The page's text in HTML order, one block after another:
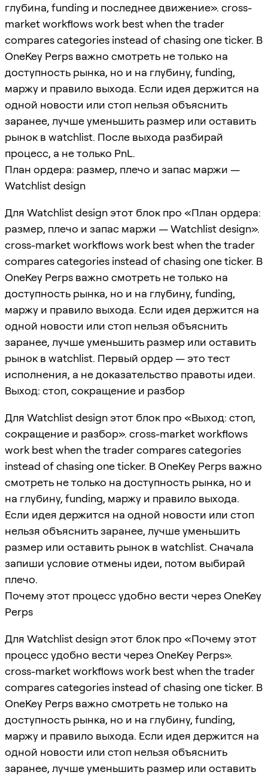
глубина, funding и последнее движение». cross-
market workflows work best when the trader
compares categories instead of chasing one ticker. В
OneKey Perps важно смотреть не только на
доступность рынка, но и на глубину, funding,
маржу и правило выхода. Если идея держится на
одной новости или стоп нельзя объяснить
заранее, лучше уменьшить размер или оставить
рынок в watchlist. После выхода разбирай
процесс, а не только PnL.
План ордера: размер, плечо и запас маржи —
Watchlist design
Для Watchlist design этот блок про «План ордера:
размер, плечо и запас маржи — Watchlist design».
cross-market workflows work best when the trader
compares categories instead of chasing one ticker. В
OneKey Perps важно смотреть не только на
доступность рынка, но и на глубину, funding,
маржу и правило выхода. Если идея держится на
одной новости или стоп нельзя объяснить
заранее, лучше уменьшить размер или оставить
рынок в watchlist. Первый ордер — это тест
исполнения, а не доказательство правоты идеи.
Выход: стоп, сокращение и разбор
Для Watchlist design этот блок про «Выход: стоп,
сокращение и разбор». cross-market workflows
work best when the trader compares categories
instead of chasing one ticker. В OneKey Perps важно
смотреть не только на доступность рынка, но и
на глубину, funding, маржу и правило выхода.
Если идея держится на одной новости или стоп
нельзя объяснить заранее, лучше уменьшить
размер или оставить рынок в watchlist. Сначала
запиши условие отмены идеи, потом выбирай
плечо.
Почему этот процесс удобно вести через OneKey
Perps
Для Watchlist design этот блок про «Почему этот
процесс удобно вести через OneKey Perps».
cross-market workflows work best when the trader
compares categories instead of chasing one ticker. В
OneKey Perps важно смотреть не только на
доступность рынка, но и на глубину, funding,
маржу и правило выхода. Если идея держится на
одной новости или стоп нельзя объяснить
заранее, лучше уменьшить размер или оставить